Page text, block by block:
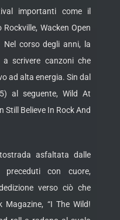
importanti come il
Wacken Open
Nel corso degli anni, la
scrivere canzoni che
ad alta energia. Sin dal
al seguente, Wild At
Believe In Rock And
asfaltata dalle
con cuore,
verso ciò che
“I The Wild!